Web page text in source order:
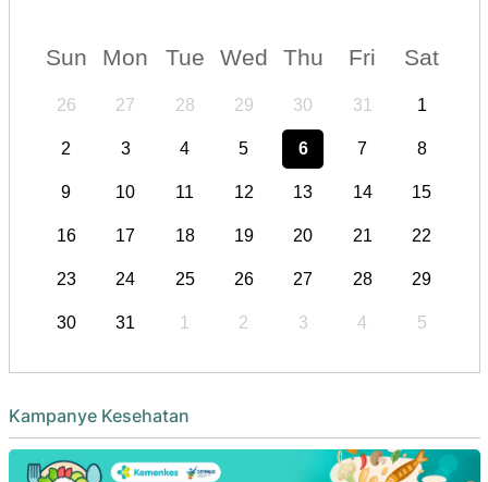
Sun Mon Tue Wed Thu Fri Sat
26 27 28 29 30 31 1
2 3 4 5 6 7 8
9 10 11 12 13 14 15
16 17 18 19 20 21 22
23 24 25 26 27 28 29
30 31 1 2 3 4 5
Kampanye Kesehatan